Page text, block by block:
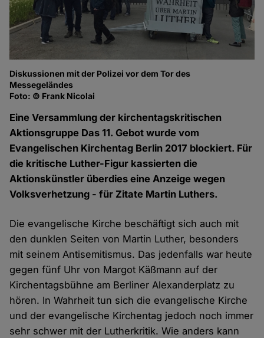
Diskussionen mit der Polizei vor dem Tor des
Messegeländes
Foto: © Frank Nicolai
Eine Versammlung der kirchentagskritischen
Aktionsgruppe Das 11. Gebot wurde vom
Evangelischen Kirchentag Berlin 2017 blockiert. Für
die kritische Luther-Figur kassierten die
Aktionskünstler überdies eine Anzeige wegen
Volksverhetzung - für Zitate Martin Luthers.
Die evangelische Kirche beschäftigt sich auch mit
den dunklen Seiten von Martin Luther, besonders
mit seinem Antisemitismus. Das jedenfalls war heute
gegen fünf Uhr von Margot Käßmann auf der
Kirchentagsbühne am Berliner Alexanderplatz zu
hören. In Wahrheit tun sich die evangelische Kirche
und der evangelische Kirchentag jedoch noch immer
sehr schwer mit der Lutherkritik. Wie anders kann